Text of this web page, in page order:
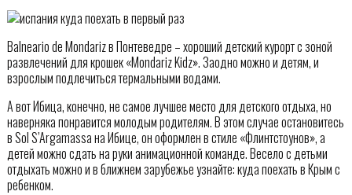
Balneario de Mondariz в Понтеведре – хороший детский курорт с зоной
развлечений для крошек «Mondariz Kidz». Заодно можно и детям, и
взрослым подлечиться термальными водами.
А вот Ибица, конечно, не самое лучшее место для детского отдыха, но
наверняка понравится молодым родителям. В этом случае остановитесь
в Sol S’Argamassa на Ибице, он оформлен в стиле «Флинтстоунов», а
детей можно сдать на руки анимационной команде. Весело с детьми
отдыхать можно и в ближнем зарубежье узнайте: куда поехать в Крым с
ребенком.